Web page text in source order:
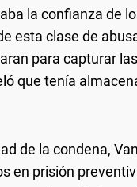
la confianza de
esta clase de
para capturar
que tenía
de la condena,
en prisión